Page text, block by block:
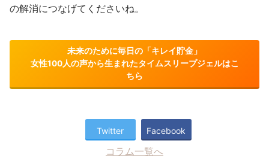
の解消につなげてくださいね。
未来のために毎日の「キレイ貯金」
女性100人の声から生まれたタイムスリープジェルはこ
ちら
Twitter Facebook
コラム一覧へ